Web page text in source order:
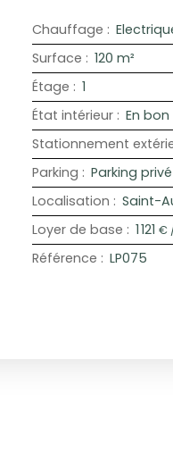
Chauffage :
Surface : 120 m²
Étage : 1
État intérieur : En
Stationnement
Parking : Parking privé
Localisation : Saint-
Loyer de base : 1 121 €
Référence : LP075